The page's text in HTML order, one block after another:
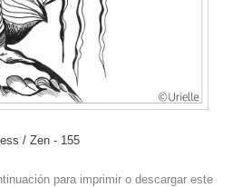
/ Zen - 155
para imprimir o descargar este